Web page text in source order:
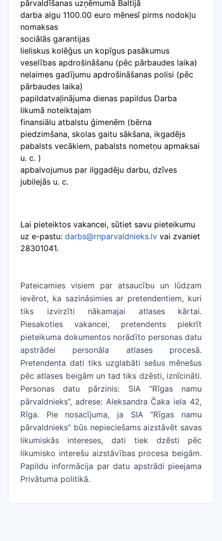
pārvaldīšanas uzņēmumā Baltijā
darba algu 1100.00 euro mēnesī pirms nodokļu
nomaksas
sociālās garantijas
lieliskus kolēģus un kopīgus pasākumus
veselības apdrošināšanu (pēc pārbaudes laika)
nelaimes gadījumu apdrošināšanas polisi (pēc
pārbaudes laika)
papildatvaļinājuma dienas papildus Darba
likumā noteiktajam
finansiālu atbalstu ģimenēm (bērna
piedzimšana, skolas gaitu sākšana, ikgadējs
pabalsts vecākiem, pabalsts nometņu apmaksai
u. c. )
apbalvojumus par ilggadēju darbu, dzīves
jubilejās u. c.
Lai pieteiktos vakancei, sūtiet savu pieteikumu
uz e-pastu: darbs@rnparvaldnieks.lv vai zvaniet
28301041.
Pateicamies visiem par atsaucību un lūdzam
ievērot, ka sazināsimies ar pretendentiem, kuri
tiks izvirzīti nākamajai atlases kārtai.
Piesakoties vakancei, pretendents piekrīt
pieteikuma dokumentos norādīto personas datu
apstrādei personāla atlases procesā.
Pretendenta dati tiks uzglabāti sešus mēnešus
pēc atlases beigām un tad tiks dzēsti, iznīcināti.
Personas datu pārzinis: SIA “Rīgas namu
pārvaldnieks”, adrese: Aleksandra Čaka iela 42,
Rīga. Pie nosacījuma, ja SIA “Rīgas namu
pārvaldnieks” būs nepieciešams aizstāvēt savas
likumiskās intereses, dati tiek dzēsti pēc
likumisko interešu aizstāvības procesa beigām.
Papildu informācija par datu apstrādi pieejama
Privātuma politikā.